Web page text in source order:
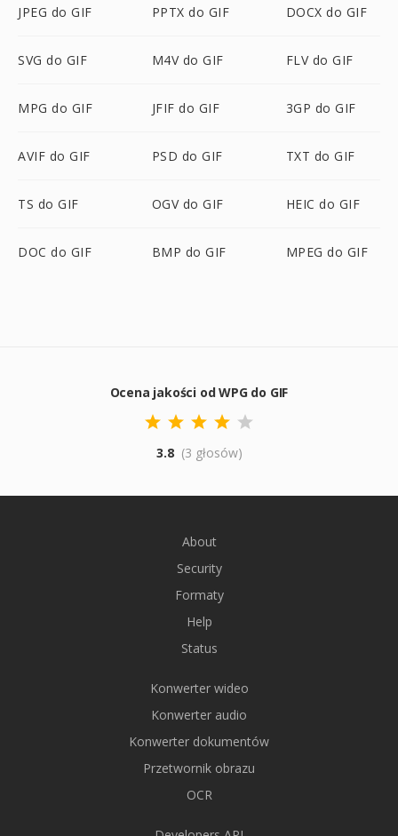
JPEG do GIF PPTX do GIF DOCX do GIF
SVG do GIF M4V do GIF FLV do GIF
MPG do GIF JFIF do GIF 3GP do GIF
AVIF do GIF PSD do GIF TXT do GIF
TS do GIF OGV do GIF HEIC do GIF
DOC do GIF BMP do GIF MPEG do GIF
Ocena jakości od WPG do GIF
3.8 (3 głosów)
About
Security
Formaty
Help
Status
Konwerter wideo
Konwerter audio
Konwerter dokumentów
Przetwornik obrazu
OCR